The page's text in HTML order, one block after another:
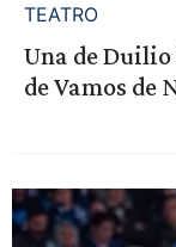
TEATRO
Una de
de Vamos de